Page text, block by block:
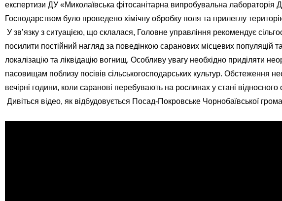
експертизи ДУ «Миколаївська фітосанітарна випробувальна
Господарством було проведено хімічну обробку поля та прилеглу
У зв’язку з ситуацією, що склалася, Головне управління рекомендує
посилити постійний нагляд за поведінкою саранових місцевих популяцій
локалізацію та ліквідацію вогнищ. Особливу увагу необхідно приділяти
пасовищам поблизу посівів сільськогосподарських культур. Обстеження
вечірні години, коли саранові перебувають на рослинах у стані відносного
Дивіться відео, як відбудовується Посад-Покровське Чорнобаївської